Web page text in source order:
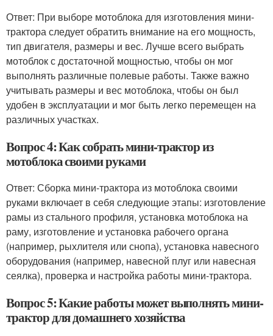
Ответ: При выборе мотоблока для изготовления мини-
трактора следует обратить внимание на его мощность,
тип двигателя, размеры и вес. Лучше всего выбрать
мотоблок с достаточной мощностью, чтобы он мог
выполнять различные полевые работы. Также важно
учитывать размеры и вес мотоблока, чтобы он был
удобен в эксплуатации и мог быть легко перемещен на
различных участках.
Вопрос 4: Как собрать мини-трактор из
мотоблока своими руками
Ответ: Сборка мини-трактора из мотоблока своими
руками включает в себя следующие этапы: изготовление
рамы из стального профиля, установка мотоблока на
раму, изготовление и установка рабочего органа
(например, рыхлителя или снопа), установка навесного
оборудования (например, навесной плуг или навесная
сеялка), проверка и настройка работы мини-трактора.
Вопрос 5: Какие работы может выполнять мини-
трактор для домашнего хозяйства